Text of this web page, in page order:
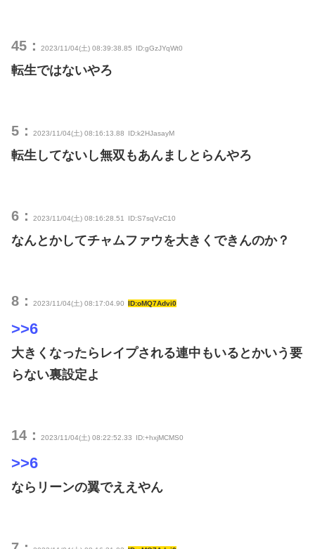
45： 2023/11/04(土) 08:39:38.85 ID:gGzJYqWt0
転生ではないやろ
5： 2023/11/04(土) 08:16:13.88 ID:k2HJasayM
転生してないし無双もあんましとらんやろ
6： 2023/11/04(土) 08:16:28.51 ID:S7sqVzC10
なんとかしてチャムファウを大きくできんのか？
8： 2023/11/04(土) 08:17:04.90 ID:oMQ7Advi0
>>6
大きくなったらレイプされる連中もいるとかいう要
らない裏設定よ
14： 2023/11/04(土) 08:22:52.33 ID:+hxjMCMS0
>>6
ならリーンの翼でええやん